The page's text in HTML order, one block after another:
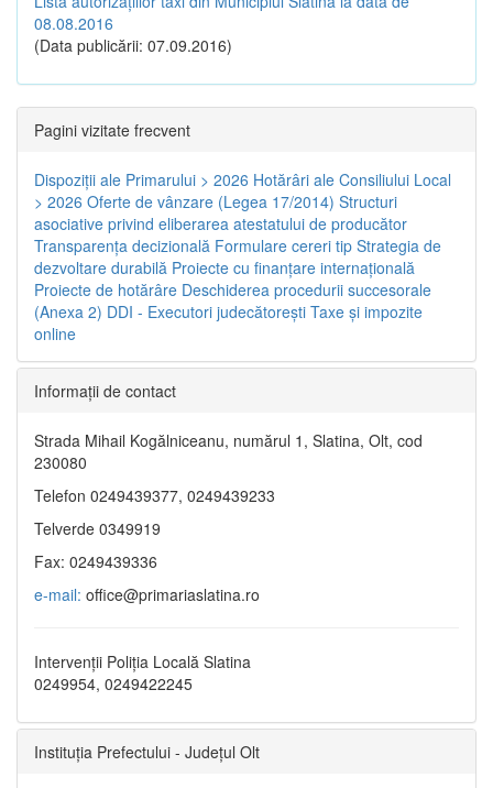
08.08.2016
(Data publicării: 07.09.2016)
Pagini vizitate frecvent
Dispoziţii ale Primarului > 2026 Hotărâri ale Consiliului Local
> 2026 Oferte de vânzare (Legea 17/2014) Structuri
asociative privind eliberarea atestatului de producător
Transparenţa decizională Formulare cereri tip Strategia de
dezvoltare durabilă Proiecte cu finanţare internaţională
Proiecte de hotărâre Deschiderea procedurii succesorale
(Anexa 2) DDI - Executori judecătorești Taxe şi impozite
online
Informaţii de contact
Strada Mihail Kogălniceanu, numărul 1, Slatina, Olt, cod
230080
Telefon 0249439377, 0249439233
Telverde 0349919
Fax: 0249439336
e-mail: office@primariaslatina.ro
Intervenții Poliția Locală Slatina
0249954, 0249422245
Instituția Prefectului - Județul Olt